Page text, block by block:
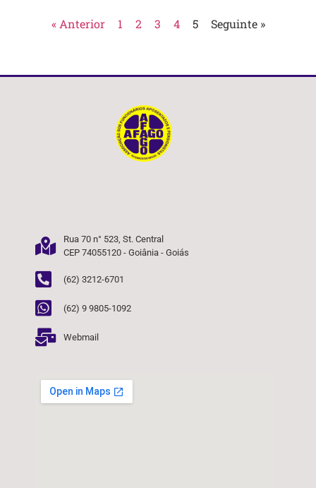
« Anterior 1 2 3 4 5 Seguinte »
Rua 70 n° 523, St. Central
CEP 74055120 - Goiânia - Goiás
(62) 3212-6701
(62) 9 9805-1092
Webmail